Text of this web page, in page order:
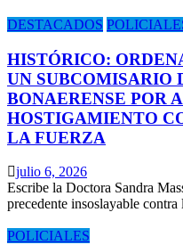
DESTACADOS
HISTÓRICO:
UN SUBCOMISARIO
BONAERENSE POR
HOSTIGAMIENTO
LA FUERZA
julio 6, 2026
Escribe la Doctora Sandra
precedente insoslayable
POLICIALES